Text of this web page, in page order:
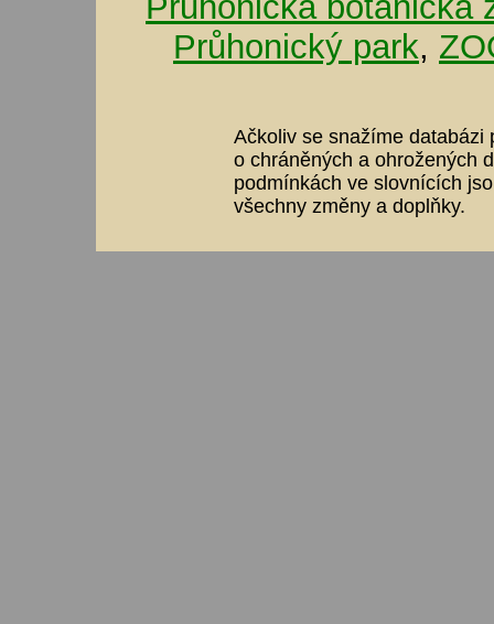
Průhonický park,
Ačkoliv se snažíme databázi
o chráněných a ohrožených
podmínkách ve slovnících
všechny změny a doplňky.